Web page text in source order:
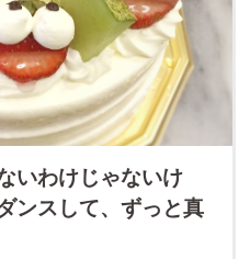
いわけじゃないけ
ンスして、ずっと真